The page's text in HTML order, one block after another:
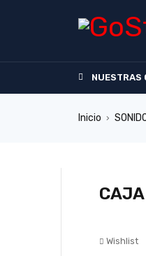
NUESTRAS
Inicio ›
Wishlist